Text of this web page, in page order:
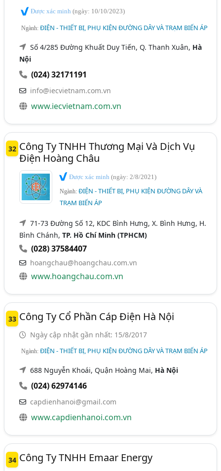
Được xác minh(ngày: 10/10/2023)
Ngành:ĐIỆN - THIẾT BỊ, PHỤ KIỆN ĐƯỜNG DÂY VÀ TRẠM BIẾN ÁP
Số 4/285 Đường Khuất Duy Tiến, Q. Thanh Xuân, Hà
Nội
(024) 32171191
info@iecvietnam.com.vn
www.iecvietnam.com.vn
32 Công Ty TNHH Thương Mại Và Dịch Vụ
Điện Hoàng Châu
Được xác minh(ngày: 2/8/2021)
Ngành:ĐIỆN - THIẾT BỊ, PHỤ KIỆN ĐƯỜNG DÂY VÀ
TRẠM BIẾN ÁP
71-73 Đường Số 12, KDC Bình Hưng, X. Bình Hưng, H.
Bình Chánh,TP. Hồ Chí Minh (TPHCM)
(028) 37584407
hoangchau@hoangchau.com.vn
www.hoangchau.com.vn
33 Công Ty Cổ Phần Cáp Điện Hà Nội
Ngày cập nhật gần nhất: 15/8/2017
Ngành:ĐIỆN - THIẾT BỊ, PHỤ KIỆN ĐƯỜNG DÂY VÀ TRẠM BIẾN ÁP
688 Nguyễn Khoái, Quận Hoàng Mai, Hà Nội
(024) 62974146
capdienhanoi@gmail.com
www.capdienhanoi.com.vn
34 Công Ty TNHH Emaar Energy